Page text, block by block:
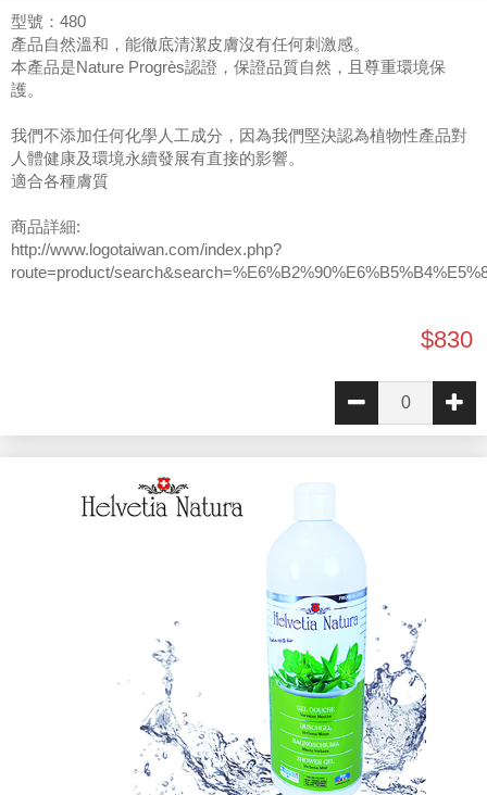
型號：480
產品自然溫和，能徹底清潔皮膚沒有任何刺激感。
本產品是Nature Progrès認證，保證品質自然，且尊重環境保
護。
我們不添加任何化學人工成分，因為我們堅決認為植物性產品對
人體健康及環境永續發展有直接的影響。
適合各種膚質
商品詳細:
http://www.logotaiwan.com/index.php?
route=product/
$830